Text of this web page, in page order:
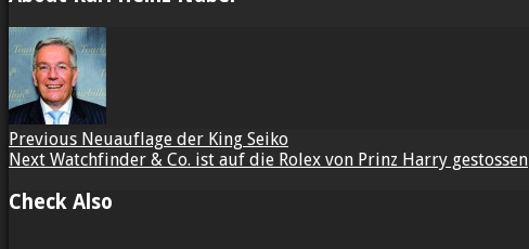
Previous Neuauflage der King Seiko
Next Watchfinder & Co. ist auf die Rolex von Prinz Harry gestossen
Check Also